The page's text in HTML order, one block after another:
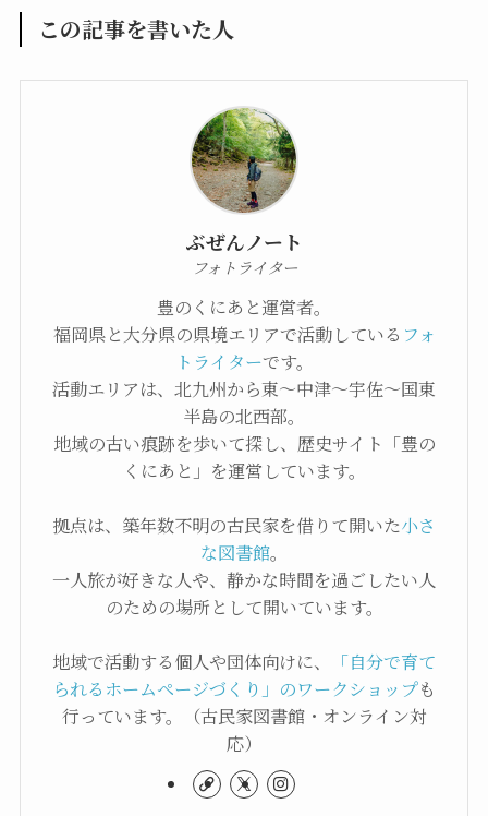
この記事を書いた人
ぶぜんノート
フォトライター
豊のくにあと運営者。
福岡県と大分県の県境エリアで活動している フォ
トライターです。
活動エリアは、北九州から東〜中津〜宇佐〜国東
半島の北西部。
地域の古い痕跡を歩いて探し、歴史サイト「豊の
くにあと」を運営しています。
拠点は、築年数不明の古民家を借りて開いた小さ
な図書館。
一人旅が好きな人や、静かな時間を過ごしたい人
のための場所として開いています。
地域で活動する個人や団体向けに、
「自分で育て
られるホームページづくり」のワークショップも
行っています。（古民家図書館・オンライン対
応）